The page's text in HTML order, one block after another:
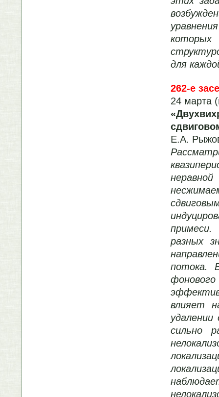
которых
для
262-е
24 марта
Е.А.
примеси.
разных
потока.
влияет
сильно